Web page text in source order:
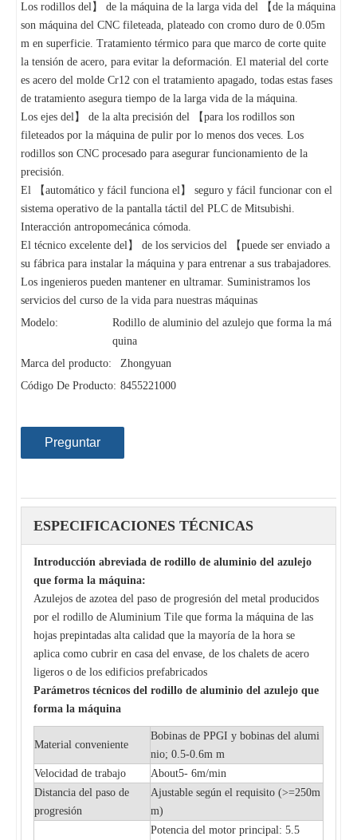
Los rodillos del】 de la máquina de la larga vida del 【de la máquina
son máquina del CNC fileteada, plateado con cromo duro de 0.05m
m en superficie. Tratamiento térmico para que marco de corte quite
la tensión de acero, para evitar la deformación. El material del corte
es acero del molde Cr12 con el tratamiento apagado, todas estas fases
de tratamiento asegura tiempo de la larga vida de la máquina.
Los ejes del】 de la alta precisión del 【para los rodillos son
fileteados por la máquina de pulir por lo menos dos veces. Los
rodillos son CNC procesado para asegurar funcionamiento de la
precisión.
El 【automático y fácil funciona el】 seguro y fácil funcionar con el
sistema operativo de la pantalla táctil del PLC de Mitsubishi.
Interacción antropomecánica cómoda.
El técnico excelente del】 de los servicios del 【puede ser enviado a
su fábrica para instalar la máquina y para entrenar a sus trabajadores.
Los ingenieros pueden mantener en ultramar. Suministramos los
servicios del curso de la vida para nuestras máquinas
Modelo:
Rodillo de aluminio del azulejo que forma la má
quina
Marca del producto:
Zhongyuan
Código De Producto: 8455221000
Preguntar
ESPECIFICACIONES TÉCNICAS
Introducción abreviada de rodillo de aluminio del azulejo
que forma la máquina:
Azulejos de azotea del paso de progresión del metal producidos
por el rodillo de Aluminium Tile que forma la máquina de las
hojas prepintadas alta calidad que la mayoría de la hora se
aplica como cubrir en casa del envase, de los chalets de acero
ligeros o de los edificios prefabricados
Parámetros técnicos del rodillo de aluminio del azulejo que
forma la máquina
Material conveniente
Bobinas de PPGI y bobinas del alumi
nio; 0.5-0.6m m
Velocidad de trabajo
About5- 6m/min
Distancia del paso de
progresión
Ajustable según el requisito (>=250m
m)
Potencia del motor principal: 5.5